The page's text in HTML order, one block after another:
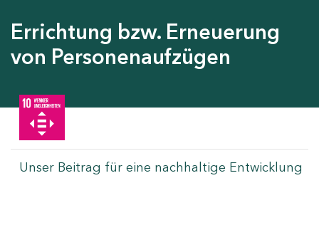
Errichtung bzw. Erneuerung
von Personenaufzügen
Unser Beitrag für eine nachhaltige Entwicklung